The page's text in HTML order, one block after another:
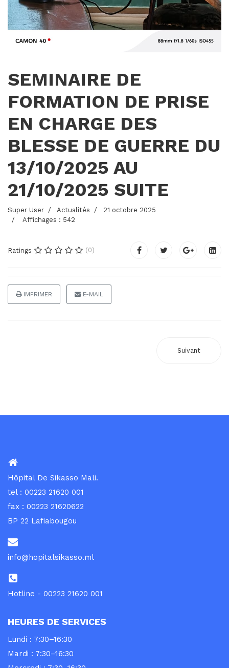
SEMINAIRE DE
FORMATION DE PRISE
EN CHARGE DES
BLESSE DE GUERRE DU
13/10/2025 AU
21/10/2025 SUITE
Super User Actualités
21 octobre 2025
Affichages : 542
Ratings (0)
IMPRIMER E-MAIL
Suivant
Hôpital De Sikasso Mali.
tel : 00223 21620 001
fax : 00223 21620622
BP 22 Lafiabougou
info@hopitalsikasso.ml
Hotline - 00223 21620 001
HEURES DE SERVICES
Lundi : 7:30–16:30
Mardi : 7:30–16:30